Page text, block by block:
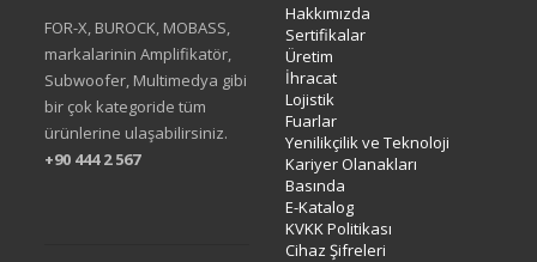
FOR-X, BUROCK, MOBASS,
markalarinin Amplifikatör,
Subwoofer, Multimedya gibi
bir çok kategoride tüm
ürünlerine ulaşabilirsiniz.
+90 444 2 567
Hakkımızda
Sertifikalar
Üretim
İhracat
Lojistik
Fuarlar
Yenilikçilik ve Teknoloji
Kariyer Olanakları
Basında
E-Katalog
KVKK Politikası
Cihaz Şifreleri